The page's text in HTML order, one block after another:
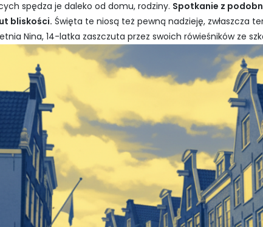
spędza je daleko od domu, rodziny. Spotkanie z
bliskości. Święta te niosą też pewną nadzieję, zwłaszcza
Nina, 14-latka zaszczuta przez swoich rówieśników ze